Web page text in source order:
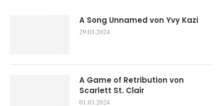
A Song Unnamed von Yvy Kazi
29.03.2024
A Game of Retribution von
Scarlett St. Clair
01.03.2024